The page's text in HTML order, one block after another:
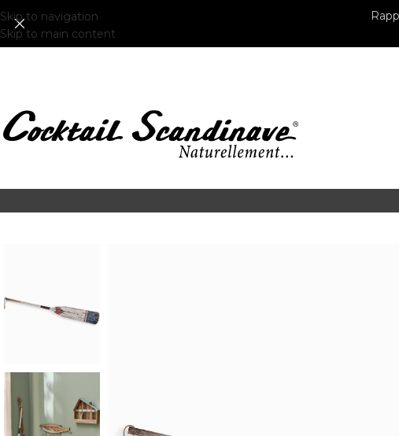
Skip to navigation
Skip to main content